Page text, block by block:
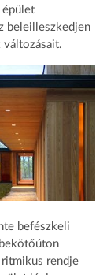
épület
beleilleszkedjen
változásait.
befészkeli
ritmikus rendje